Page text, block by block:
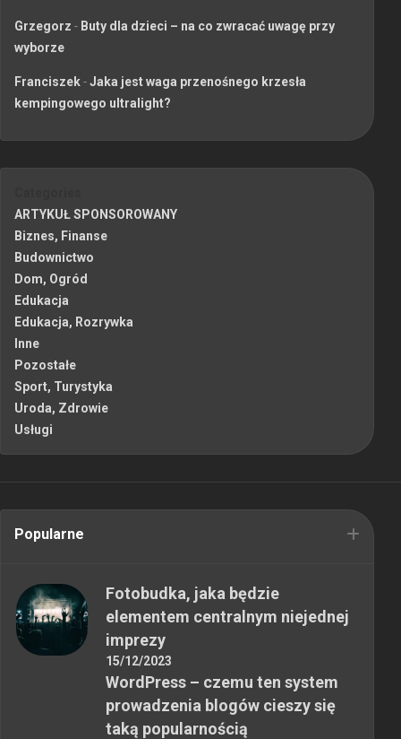
Grzegorz - Buty dla dzieci – na co zwracać uwagę przy
wyborze
Franciszek-Jaka jest waga przenośnego krzesła
kempingowego ultralight?
ARTYKUŁ SPONSOROWANY
Biznes, Finanse
Budownictwo
Dom, Ogród
Edukacja
Edukacja, Rozrywka
Inne
Pozostałe
Sport, Turystyka
Uroda, Zdrowie
Usługi
Popularne
Fotobudka, jaka będzie
elementem centralnym niejednej
imprezy
15/12/2023
WordPress – czemu ten system
prowadzenia blogów cieszy się
taką popularnością